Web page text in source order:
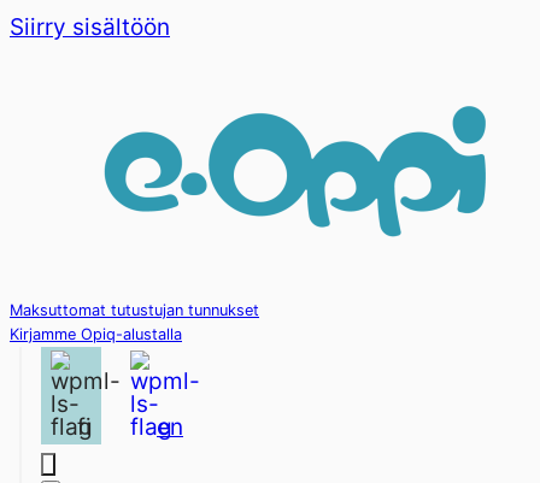
Siirry sisältöön
Maksuttomat tutustujan tunnukset
Kirjamme Opiq-alustalla
fi en